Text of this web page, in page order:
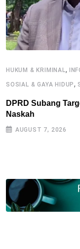
HUKUM & KRIMINAL,
SOSIAL & GAYA HIDUP,
DPRD Subang
Naskah
AUGUST 7, 2026